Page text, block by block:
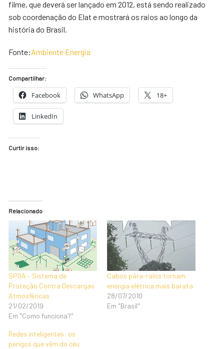
filme, que deverá ser lançado em 2012, está sendo realizado
sob coordenação do Elat e mostrará os raios ao longo da
história do Brasil.
Fonte:Ambiente Energia
Compartilhar:
Facebook WhatsApp 18+
LinkedIn
Curtir isso:
Relacionado
SPDA – Sistema de
Proteção Contra Descargas
Atmosféricas
21/02/2019
Em "Como funciona?"
Cabos pára-raios tornam
energia elétrica mais barata
28/07/2010
Em "Brasil"
Redes inteligentes: os
perigos que vêm do céu